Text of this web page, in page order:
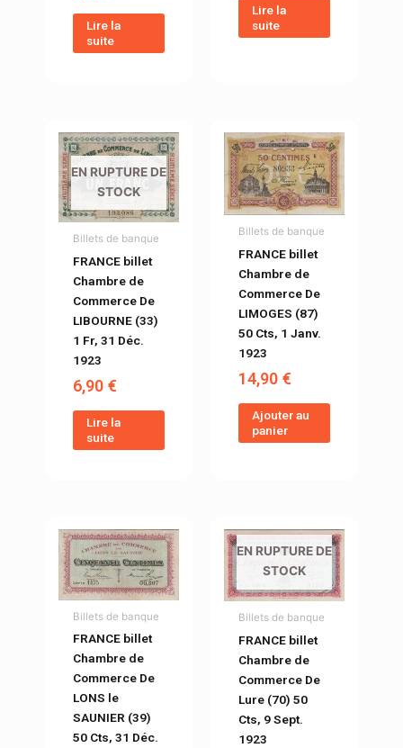
Lire la
suite
Lire la
suite
EN RUPTURE DE
STOCK
Billets de banque
FRANCE billet
Chambre de
Commerce De
LIBOURNE (33)
1 Fr, 31 Déc.
1923
6,90€
Lire la
suite
Billets de banque
FRANCE billet
Chambre de
Commerce De
LIMOGES (87)
50 Cts, 1 Janv.
1923
14,90€
Ajouter au
panier
Billets de banque
FRANCE billet
Chambre de
Commerce De
LONS le
SAUNIER (39)
50 Cts, 31 Déc.
EN RUPTURE DE
STOCK
Billets de banque
FRANCE billet
Chambre de
Commerce De
Lure (70) 50
Cts, 9 Sept.
1923